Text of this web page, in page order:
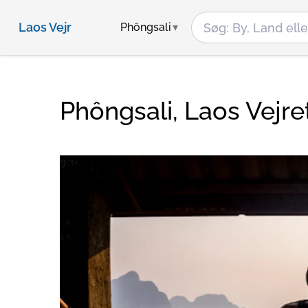
Laos Vejr Phôngsali
Phôngsali, Laos